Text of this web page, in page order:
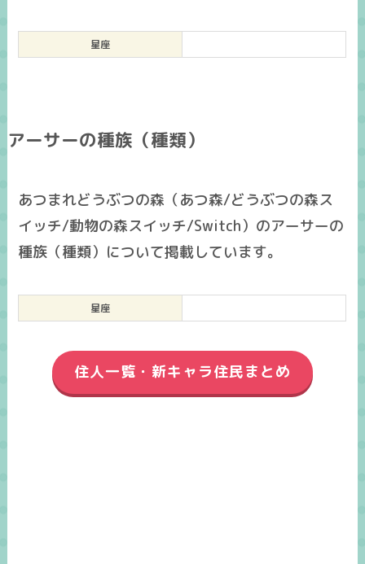
星座
アーサーの種族（種類）
あつまれどうぶつの森（あつ森/どうぶつの森ス
イッチ/動物の森スイッチ/Switch）のアーサーの
種族（種類）について掲載しています。
星座
住人一覧・新キャラ住民まとめ